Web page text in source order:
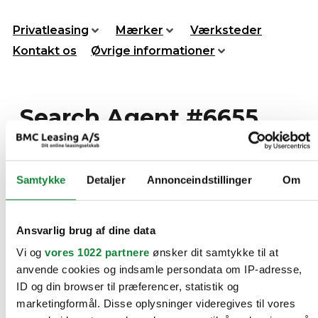
Samtykke Detaljer Annonceindstillinger Om
Ansvarlig brug af dine data
Vi og vores 1022 partnere ønsker dit samtykke til at
anvende cookies og indsamle persondata om IP-adresse,
ID og din browser til præferencer, statistik og
marketingformål. Disse oplysninger videregives til vores
til
indhold
Privatleasing Mærker
Værksteder
Kontakt os
Øvrige informationer
Search Agent #6655
Få nyheder sendt direkte
til din indbakke
Tilmeld dig vores nyhedsbrev, for at få nyheder om biler
sendt direkte til din indbakke.